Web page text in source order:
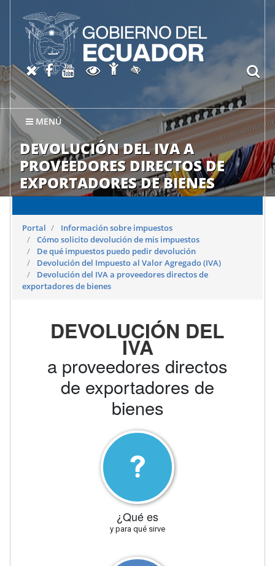
MENÚ
DEVOLUCIÓN DEL IVA A
PROVEEDORES DIRECTOS DE
EXPORTADORES DE BIENES
X oficial del SRI
Facebook oficial SRI
Canal del SRI en YouTube
Abrir página de
Abrir página de
Activar/quitar contraste
Portal
Información sobre impuestos
Cómo solicito devolución de mis impuestos
De qué impuestos puedo pedir devolución
Devolución del Impuesto al Valor Agregado (IVA)
Devolución del IVA a proveedores directos de
exportadores de bienes
DEVOLUCIÓN DEL
IVA
a proveedores directos
de exportadores de
bienes
¿Qué es
y para qué sirve